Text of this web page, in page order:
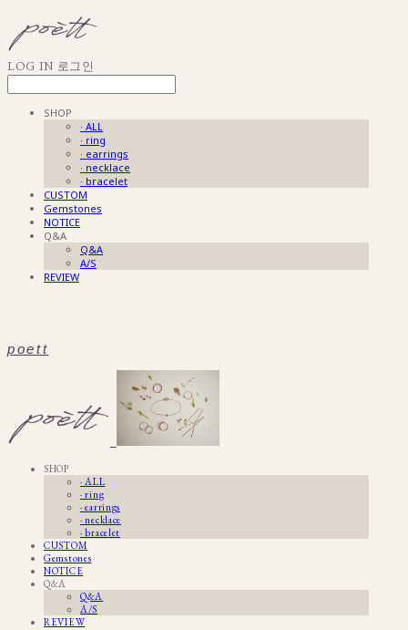
LOG IN 로그인
SHOP
· ALL
· ring
· earrings
· necklace
· bracelet
CUSTOM
Gemstones
NOTICE
Q&A
Q&A
A/S
REVIEW
poett
SHOP
· ALL
· ring
· earrings
· necklace
· bracelet
CUSTOM
Gemstones
NOTICE
Q&A
Q&A
A/S
REVIEW